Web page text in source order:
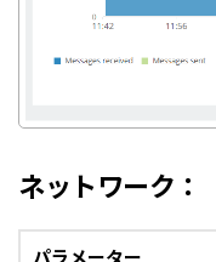
ネットワーク：